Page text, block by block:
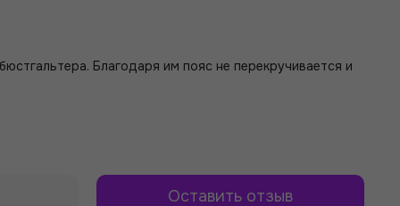
Благодаря им пояс не перекручивается и
Оставить отзыв